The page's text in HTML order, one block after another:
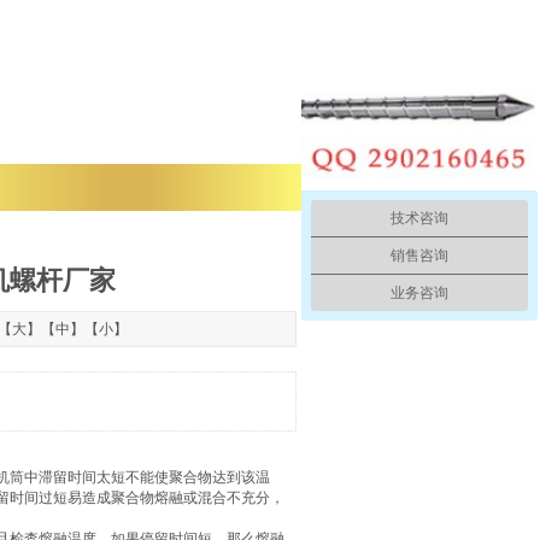
螺杆厂家
大】【中 】【小】
筒中滞留时间太短不能使聚合物达到该温
间过短易造成聚合物熔融或混合不充分，
技术咨询
销售咨询
业务咨询